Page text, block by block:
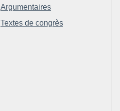
Argumentaires
Textes de congrès